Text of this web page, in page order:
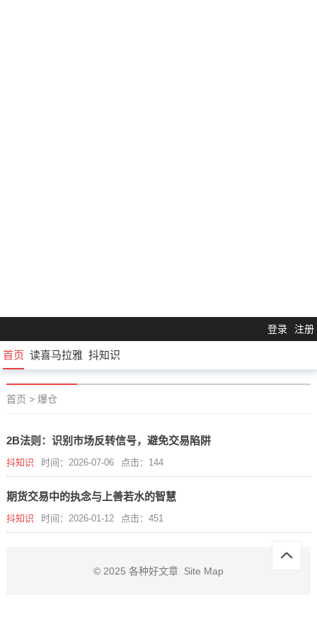
登录 注册
首页 读喜马拉雅 抖知识
首页 > 爆仓
2B法则：识别市场反转信号，避免交易陷阱
抖知识 时间：2026-07-06 点击：144
期货交易中的执念与上善若水的智慧
抖知识 时间：2026-01-12 点击：451
© 2025 各种好文章 Site Map